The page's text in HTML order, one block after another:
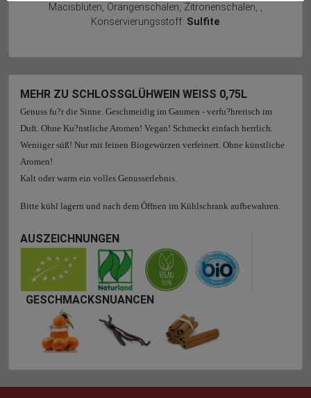
Macisblüten, Orangenschalen, Zitronenschalen, ,
Konservierungsstoff: Sulfite
MEHR ZU SCHLOSSGLÜHWEIN WEISS 0,75L
Genuss fu?r die Sinne. Geschmeidig im Gaumen - verfu?hrerisch im
Duft. Ohne Ku?nstliche Aromen! Vegan! Schmeckt einfach herrlich.
Weniiger süß! Nur mit feinen Biogewürzen verfeinert. Ohne künstliche
Aromen!
Kalt oder warm ein volles Genusserlebnis.
Bitte kühl lagern und nach dem Öffnen im Kühlschrank aufbewahren.
AUSZEICHNUNGEN
GESCHMACKSNUANCEN